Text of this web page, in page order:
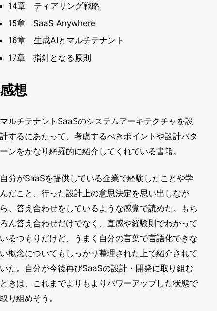
14章 ティアリング戦略
15章 SaaS Anywhere
16章 生成AIとマルチテナント
17章 指針となる原則
感想
マルチテナントSaaSのシステムアーキテクチャを設
計するにあたって、考慮するべきポイントや設計パタ
ーンをかなり網羅的に紹介してくれている書籍。
自分がSaaSを提供している企業で経験したことや学
んだこと、行った設計上の意思決定を思い出しなが
ら、答え合わせをしているような感覚で読めた。もち
ろん答え合わせだけでなく、直感や経験則でわかって
いるつもりだけど、うまく自分の言葉で言語化できな
い概念についてもしっかり整理された上で紹介されて
いた。自分が今後再びSaaSの設計・開発に取り組む
ときは、これまでよりもよりパワーアップした状態で
取り組めそう。